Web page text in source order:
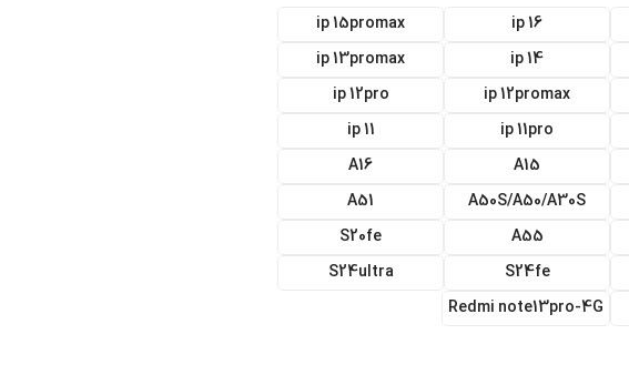
ip 16
ip 15promax
ip 14
ip 13promax
ip 12promax
ip 12pro
ip 11pro
ip 11
A15
A16
A50S/A50/A30S
A51
A55
S20fe
S24fe
S24ultra
Redmi note13pro-4G